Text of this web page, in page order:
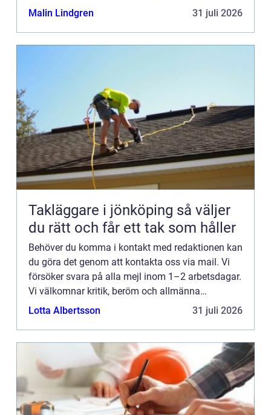
kommentarer till innehållet på vår sida.
Malin Lindgren 31 juli 2026
Takläggare i jönköping så väljer
du rätt och får ett tak som håller
Behöver du komma i kontakt med redaktionen kan
du göra det genom att kontakta oss via mail. Vi
försöker svara på alla mejl inom 1–2 arbetsdagar.
Vi välkomnar kritik, beröm och allmänna
kommentarer till innehållet på vår sida.
Lotta Albertsson 31 juli 2026